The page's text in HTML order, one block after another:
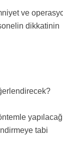
ve
dikkatinin
tabi